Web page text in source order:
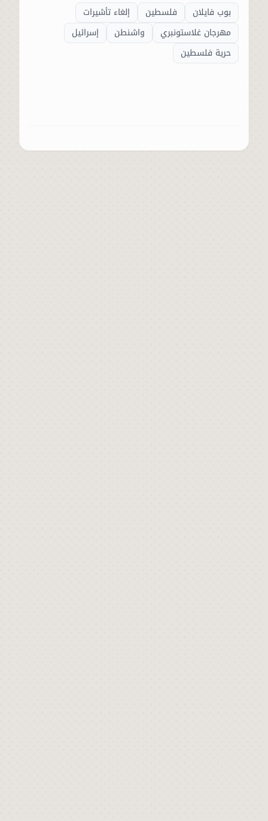
بوب فايلان
فلسطين
إلغاء تأشيرات
مهرجان غلاستونبري
واشنطن
إسرائيل
حرية فلسطين